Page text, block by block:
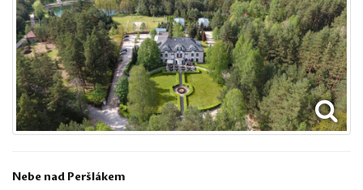
Nebe nad Peršlákem